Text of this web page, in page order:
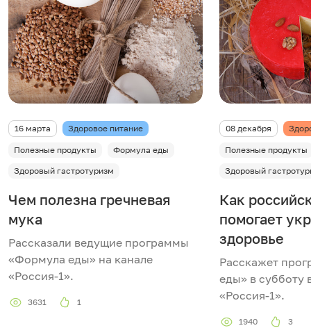
16 марта Здоровое питание
Полезные продукты
Формула еды
Здоровый гастротуризм
Чем полезна гречневая
мука
Рассказали ведущие программы
«Формула еды» на канале
«Россия-1».
3631 1
08 декабря
Полезные продукты
Здоровый
Как
помогает
здоровье
Расскажет
еды» в субботу
«Россия-1».
1940 3